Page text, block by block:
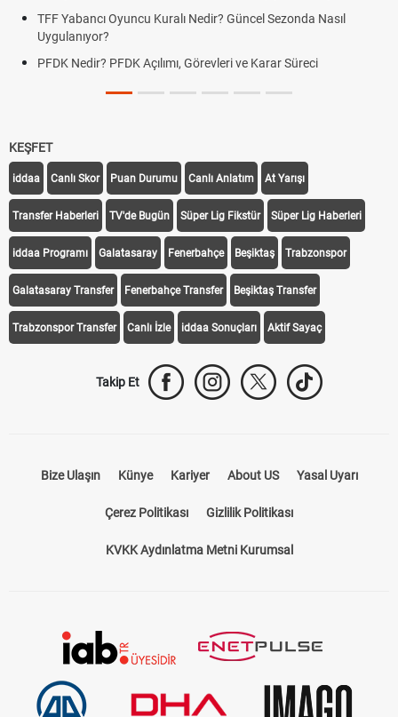
TFF Yabancı Oyuncu Kuralı Nedir? Güncel Sezonda Nasıl
Uygulanıyor?
PFDK Nedir? PFDK Açılımı, Görevleri ve Karar Süreci
KEŞFET
iddaa Canlı Skor Puan Durumu Canlı Anlatım At Yarışı
Transfer Haberleri TV'de Bugün Süper Lig Fikstür Süper Lig Haberleri
iddaa Programı Galatasaray Fenerbahçe Beşiktaş Trabzonspor
Galatasaray Transfer Fenerbahçe Transfer Beşiktaş Transfer
Trabzonspor Transfer Canlı İzle iddaa Sonuçları Aktif Sayaç